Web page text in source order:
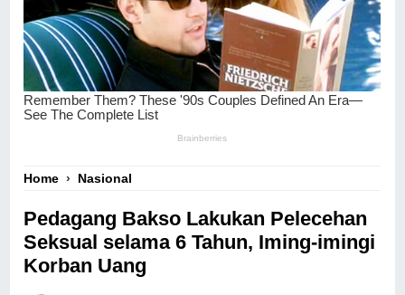
Home › Nasional
Pedagang Bakso Lakukan Pelecehan
Seksual selama 6 Tahun, Iming-imingi
Korban Uang